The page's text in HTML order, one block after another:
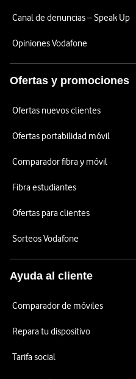
Canal de denuncias – Speak Up
Opiniones Vodafone
Ofertas y promociones
Ofertas nuevos clientes
Ofertas portabilidad móvil
Comparador fibra y móvil
Fibra estudiantes
Ofertas para clientes
Sorteos Vodafone
Ayuda al cliente
Comparador de móviles
Repara tu dispositivo
Tarifa social